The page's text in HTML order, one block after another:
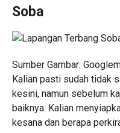
Soba
Sumber Gambar:
Kalian pasti sudah tidak
kesini, namun sebelum
baiknya. Kalian
kesana dan berapa